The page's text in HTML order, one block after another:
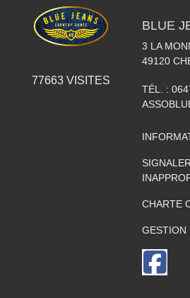
77663VISITES
BLUE
3 LA
49120
TÉL. :
CHARTE
GESTION